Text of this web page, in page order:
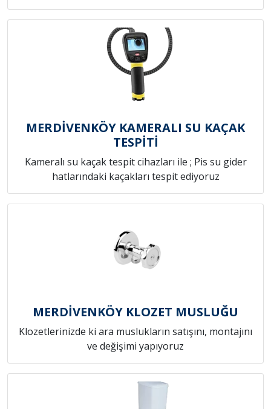
MERDİVENKÖY KAMERALI SU KAÇAK
TESPİTİ
Kameralı su kaçak tespit cihazları ile ; Pis su gider
hatlarındaki kaçakları tespit ediyoruz
MERDİVENKÖY KLOZET MUSLUĞU
Klozetlerinizde ki ara muslukların satışını, montajını
ve değişimi yapıyoruz